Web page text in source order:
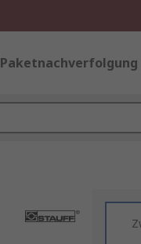
Paketnachverfolgung